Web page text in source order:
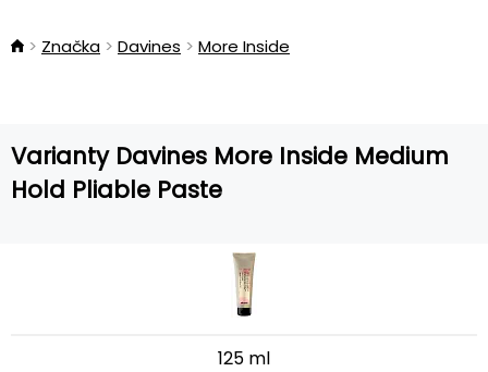
Značka Davines More Inside
Varianty Davines More Inside Medium
Hold Pliable Paste
125 ml